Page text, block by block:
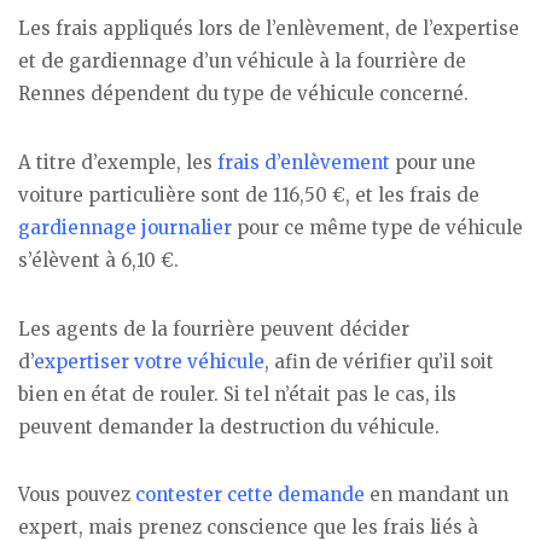
Les frais appliqués lors de l’enlèvement, de l’expertise
et de gardiennage d’un véhicule à la fourrière de
Rennes dépendent du type de véhicule concerné.
A titre d’exemple, les frais d’enlèvement pour une
voiture particulière sont de 116,50 €, et les frais de
gardiennage journalier pour ce même type de véhicule
s’élèvent à 6,10 €.
Les agents de la fourrière peuvent décider
d’expertiser votre véhicule, afin de vérifier qu’il soit
bien en état de rouler. Si tel n’était pas le cas, ils
peuvent demander la destruction du véhicule.
Vous pouvez contester cette demande en mandant un
expert, mais prenez conscience que les frais liés à